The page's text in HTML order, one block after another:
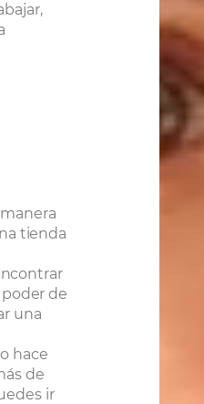
tienda
de
una
hace
de
ir